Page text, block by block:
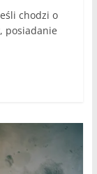
chodzi o
posiadanie